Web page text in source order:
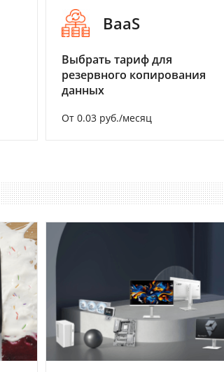
BaaS
Выбрать тариф для
резервного копирования
данных
От 0.03 руб./месяц